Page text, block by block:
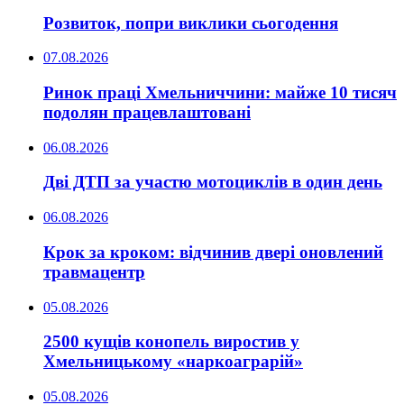
Розвиток, попри виклики сьогодення
07.08.2026
Ринок праці Хмельниччини: майже 10 тисяч
подолян працевлаштовані
06.08.2026
Дві ДТП за участю мотоциклів в один день
06.08.2026
Крок за кроком: відчинив двері оновлений
травмацентр
05.08.2026
2500 кущів конопель виростив у
Хмельницькому «наркоаграрій»
05.08.2026